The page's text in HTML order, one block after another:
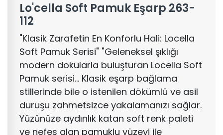
Lo'cella Soft Pamuk Eşarp 263-
112
"Klasik Zarafetin En Konforlu Hali: Locella
Soft Pamuk Serisi" "Geleneksel şıklığı
modern dokularla buluşturan Locella Soft
Pamuk serisi... Klasik eşarp bağlama
stillerinde bile o istenilen dökümlü ve asil
duruşu zahmetsizce yakalamanızı sağlar.
Yüzünüze aydınlık katan soft renk paleti
ve nefes alan pamuklu yüzeyi ile